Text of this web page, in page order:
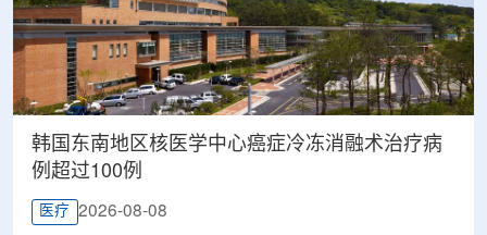
韩国东南地区核医学中心癌症冷冻消融术治疗病
例超过100例
医疗 2026-08-08